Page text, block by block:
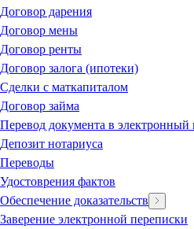
Договор дарения
Договор мены
Договор ренты
Договор залога (ипотеки)
Сделки с маткапиталом
Договор займа
Перевод документа в электронный
Депозит нотариуса
Переводы
Удостоврения фактов
Обеспечение доказательств
Заверение электронной переписки